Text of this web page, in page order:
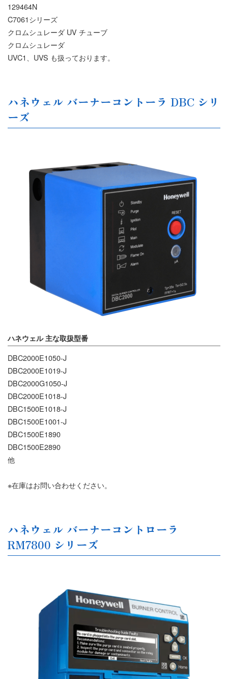
129464N
C7061シリーズ
クロムシュレーダ UV チューブ
クロムシュレーダ
UVC1、UVS も扱っております。
ハネウェル バーナーコントーラ DBC シリ
ーズ
ハネウェル 主な取扱型番
DBC2000E1050-J
DBC2000E1019-J
DBC2000G1050-J
DBC2000E1018-J
DBC1500E1018-J
DBC1500E1001-J
DBC1500E1890
DBC1500E2890
他
※在庫はお問い合わせください。
ハネウェル バーナーコントローラ
RM7800 シリーズ